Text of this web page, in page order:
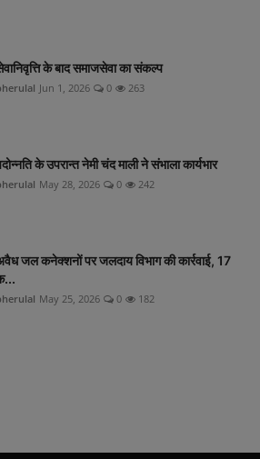
के बाद समाजसेवा का संकल्प
Jun 1, 2026 0 263
के उपरान्त नेमी चंद माली ने संभाला कार्यभार
May 28, 2026 0 242
जल कनेक्शनों पर जलदाय विभाग की कार्रवाई, 17
May 25, 2026 0 182